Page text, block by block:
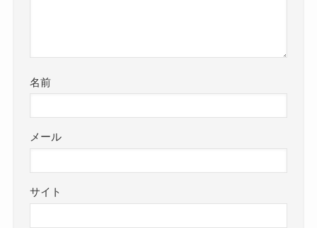
名前
メール
サイト